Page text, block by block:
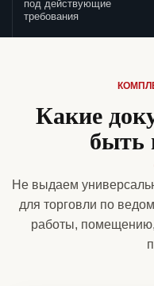
под действующие
требования
Какие
быть
Не выдаем
для торговли по
работы,